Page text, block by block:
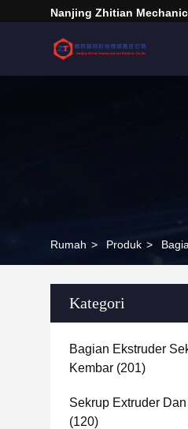
Nanjing Zhitian
Rumah > Produk >
Kategori
Bagian Ekstruder
Kembar (201)
Sekrup Extruder Dan
(120)